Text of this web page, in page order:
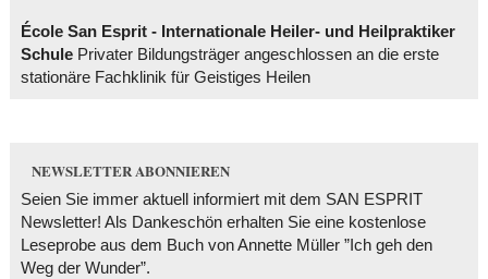
École San Esprit - Internationale Heiler- und Heilpraktiker
SchulePrivater Bildungsträger angeschlossen an die erste
stationäre Fachklinik für Geistiges Heilen
NEWSLETTER ABONNIEREN
Seien Sie immer aktuell informiert mit dem SAN ESPRIT
Newsletter! Als Dankeschön erhalten Sie eine kostenlose
Leseprobe aus dem Buch von Annette Müller ”Ich geh den
Weg der Wunder”.